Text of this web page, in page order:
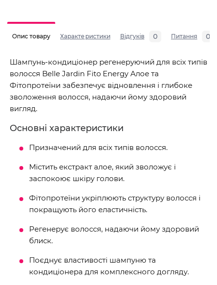
Опис товару Характеристики Відгуків 0 Питання 0
Шампунь-кондиціонер регенеруючий для всіх типів
волосся Belle Jardin Fito Energy Алое та
Фітопротеїни забезпечує відновлення і глибоке
зволоження волосся, надаючи йому здоровий
вигляд.
Основні характеристики
Призначений для всіх типів волосся.
Містить екстракт алое, який зволожує і
заспокоює шкіру голови.
Фітопротеїни укріплюють структуру волосся і
покращують його еластичність.
Регенерує волосся, надаючи йому здоровий
блиск.
Поєднує властивості шампуню та
кондиціонера для комплексного догляду.